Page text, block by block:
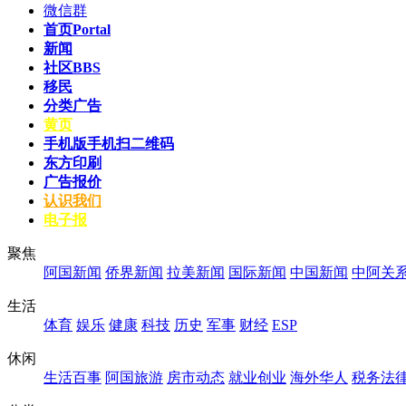
微信群
首页Portal
新闻
社区BBS
移民
分类广告
黄页
手机版手机扫二维码
东方印刷
广告报价
认识我们
电子报
聚焦
阿国新闻 侨界新闻 拉美新闻 国际新闻 中国新闻 中阿关
生活
体育 娱乐 健康 科技 历史 军事 财经 ESP
休闲
生活百事 阿国旅游 房市动态 就业创业 海外华人 税务法